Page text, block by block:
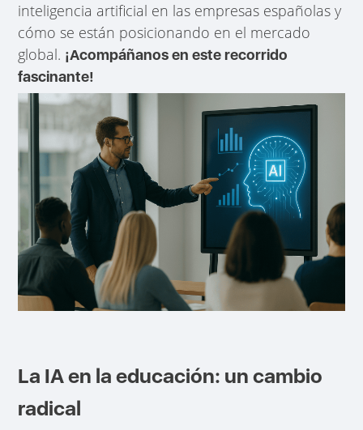
inteligencia artificial en las empresas españolas y
cómo se están posicionando en el mercado
global. ¡Acompáñanos en este recorrido
fascinante!
La IA en la educación: un cambio
radical